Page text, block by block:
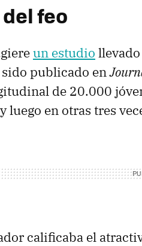
feo
un estudio
sido publicado en
de 20.000
luego en otras tres
calificaba el